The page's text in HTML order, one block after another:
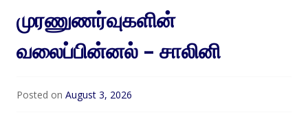
முரணுணர்வுகளின்
வலைப்பின்னல் – சாலினி
Posted on August 3, 2026